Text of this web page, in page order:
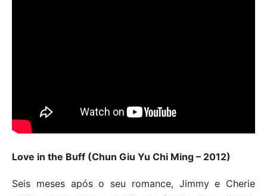
Love in the Buff (Chun Giu Yu Chi Ming – 2012)
Seis meses após o seu romance, Jimmy e Cherie